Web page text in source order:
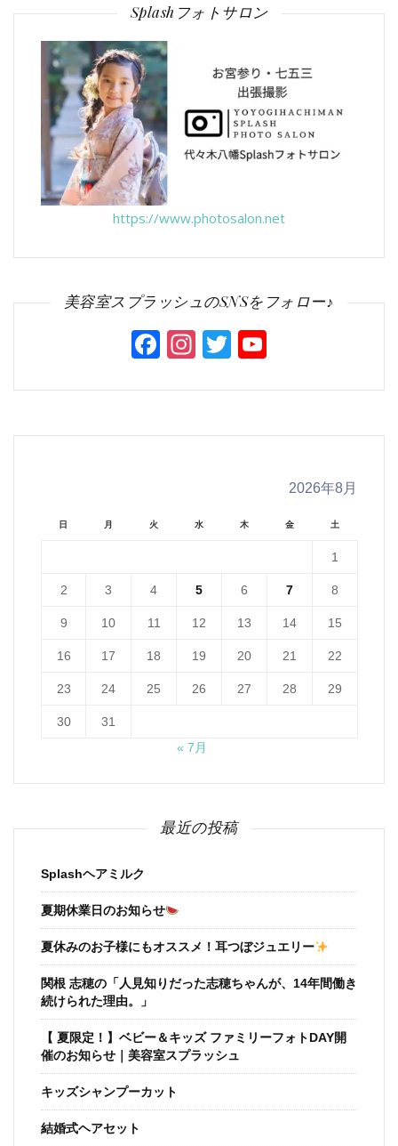
Splashフォトサロン
https://www.photosalon.net
美容室スプラッシュのSNSをフォロー♪
Facebook
Instagram
Twitter
2026年8月
日 月 火 水 木 金 土
1
2 3 4 5 6 7 8
9 10 11 12 13 14 15
16 17 18 19 20 21 22
23 24 25 26 27 28 29
30
31
« 7月
最近の投稿
Splashヘアミルク
夏期休業日のお知らせ
夏休みのお子様にもオススメ！耳つぼジュエリー
関根 志穂の「人見知りだった志穂ちゃんが、14年間働き
続けられた理由。」
【 夏限定！】ベビー＆キッズ ファミリーフォトDAY開
催のお知らせ｜美容室スプラッシュ
キッズシャンプーカット
結婚式ヘアセット